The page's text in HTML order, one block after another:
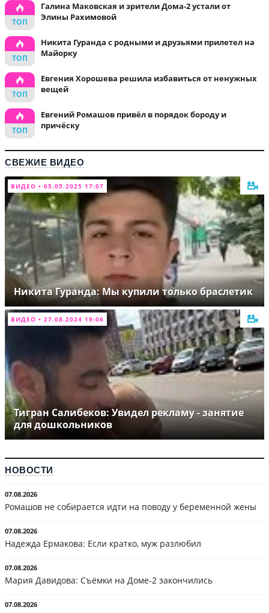
Галина Маковская и зрители Дома-2 устали от
Элины Рахимовой
Никита Гуранда с родными и друзьями прилетел на
Майорку
Евгения Хорошева решила избавиться от ненужных
вещей
Евгений Ромашов привёл в порядок бороду и
причёску
СВЕЖИЕ ВИДЕО
ВИДЕО • 05.05.2025 17:07
Никита Гуранда: Мы купили только браслетик
ВИДЕО • 27.08.2024 19:06
Тигран Салибеков: Увидел рекламу - занятие
для дошкольников
НОВОСТИ
07.08.2026
Ромашов не собирается идти на поводу у беременной жены
07.08.2026
Надежда Ермакова: Если кратко, муж разлюбил
07.08.2026
Мария Давидова: Съёмки на Доме-2 закончились
07.08.2026